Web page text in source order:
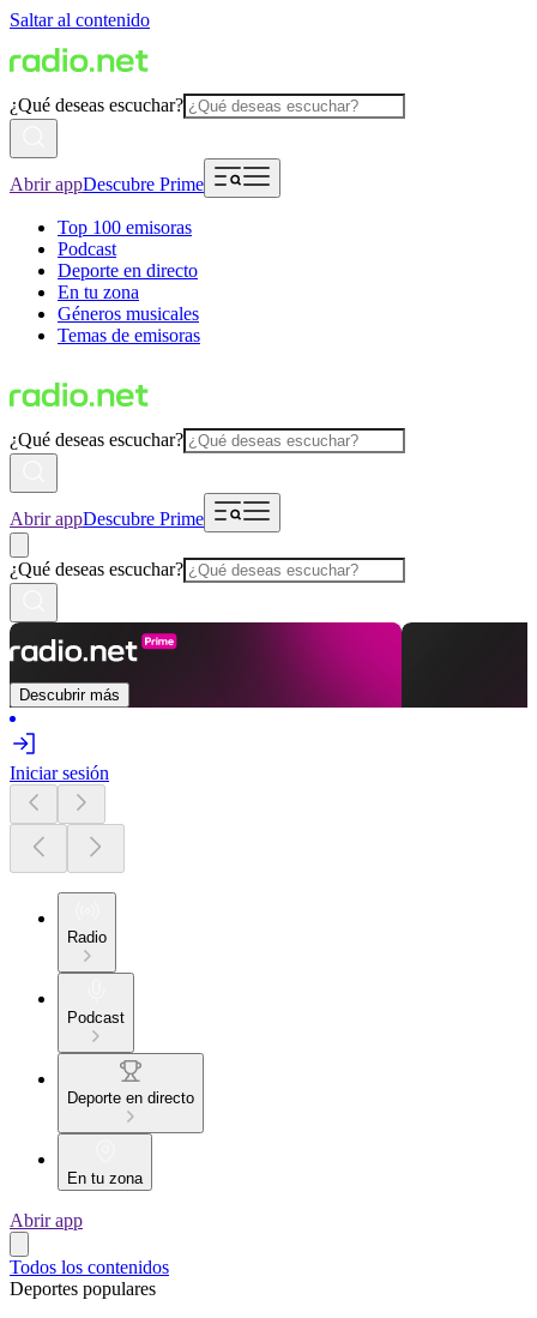
Saltar al contenido
¿Qué deseas escuchar?
Abrir appDescubre Prime
Top 100 emisoras
Podcast
Deporte en directo
En tu zona
Géneros musicales
Temas de emisoras
¿Qué deseas escuchar?
Abrir appDescubre Prime
¿Qué deseas escuchar?
Descubrir más
Iniciar sesión
Radio
Podcast
Deporte en directo
En tu zona
Abrir app
Todos los contenidos
Deportes populares